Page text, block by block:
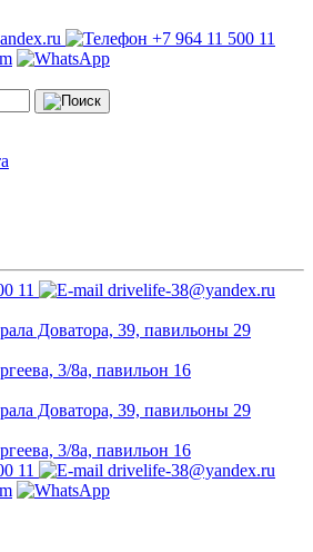
+7 964 11 500 11
11 drivelife-38@yandex.ru
Доватора, 39, павильоны 29
3/8а, павильон 16
Доватора, 39, павильоны 29
3/8а, павильон 16
11
drivelife-38@yandex.ru